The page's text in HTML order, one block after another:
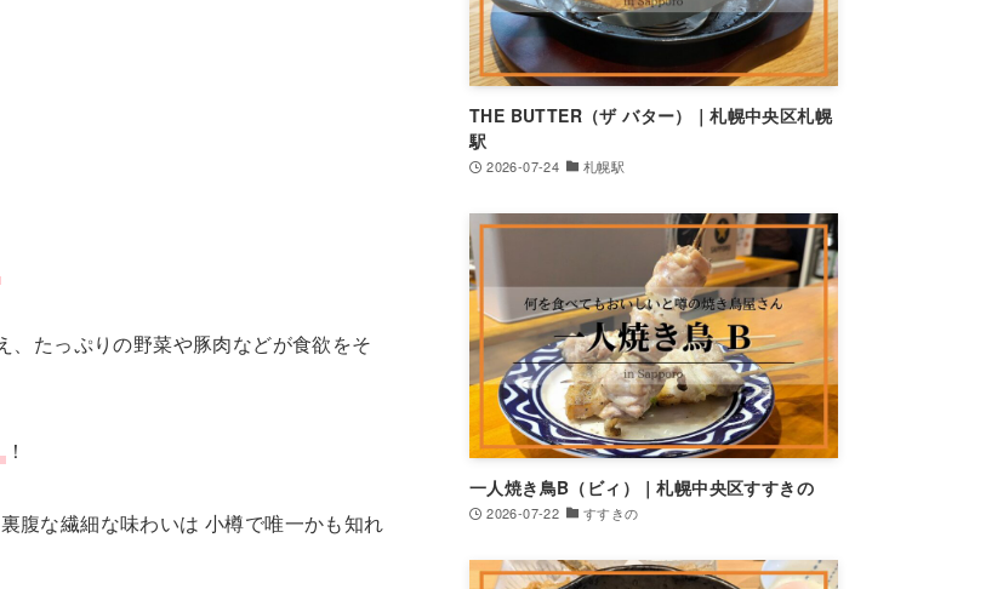
、たっぷりの野菜や豚肉などが食欲をそ
！
腹な繊細な味わいは 小樽で唯一かも知れ
THE BUTTER（ザ バター）｜札幌中央区札幌
駅
2026-07-24 札幌駅
一人焼き鳥B（ビィ）｜札幌中央区すすきの
2026-07-22 すすきの